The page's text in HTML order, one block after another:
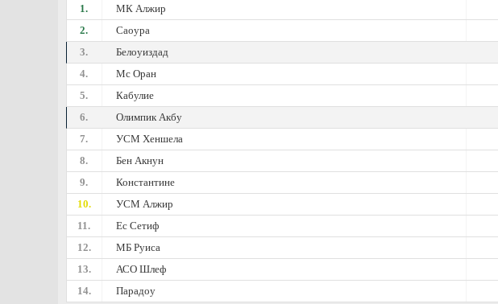
1.
МК Алжир
2.
Саоура
3.
Белоуиздад
4.
Мс Оран
5.
Кабулие
6.
Олимпик Акбу
7.
УСМ Хеншела
8.
Бен Акнун
9.
Константине
10.
УСМ Алжир
11.
Ес Сетиф
12.
МБ Руиса
13.
АСО Шлеф
14.
Парадоу